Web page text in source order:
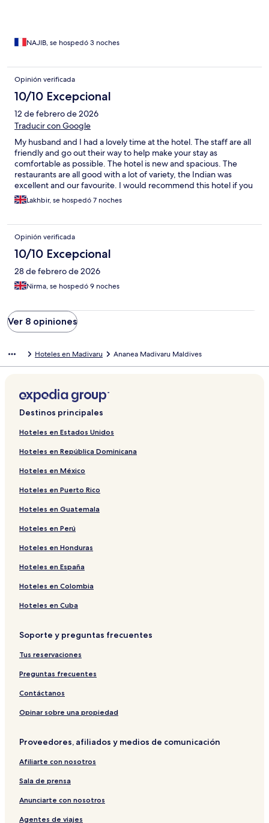
NAJIB, se hospedó 3 noches
Opinión verificada
10/10 Excepcional
12 de febrero de 2026
Traducir con Google
My husband and I had a lovely time at the hotel. The staff are all
friendly and go out their way to help make your stay as
comfortable as possible. The hotel is new and spacious. The
restaurants are all good with a lot of variety, the Indian was
excellent and our favourite. I would recommend this hotel if you
just want to chill and relax…
Lakhbir, se hospedó 7 noches
Opinión verificada
10/10 Excepcional
28 de febrero de 2026
Nirma, se hospedó 9 noches
Ver 8 opiniones
Hoteles en Madivaru Ananea Madivaru Maldives
Destinos principales
Hoteles en Estados Unidos
Hoteles en República Dominicana
Hoteles en México
Hoteles en Puerto Rico
Hoteles en Guatemala
Hoteles en Perú
Hoteles en Honduras
Hoteles en España
Hoteles en Colombia
Hoteles en Cuba
Soporte y preguntas frecuentes
Tus reservaciones
Preguntas frecuentes
Contáctanos
Opinar sobre una propiedad
Proveedores, afiliados y medios de comunicación
Afiliarte con nosotros
Sala de prensa
Anunciarte con nosotros
Agentes de viajes